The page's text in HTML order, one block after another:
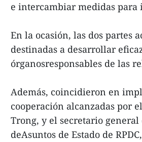
e intercambiar medidas
En la ocasión, las dos partes
destinadas a desarrollar
órganosresponsables de las
Además, coincidieron en
cooperación alcanzadas por
Trong, y el secretario
deAsuntos de Estado de